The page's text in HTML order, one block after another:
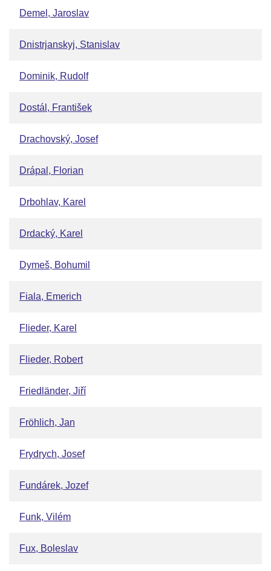
Demel, Jaroslav
Dnistrjanskyj, Stanislav
Dominik, Rudolf
Dostál, František
Drachovský, Josef
Drápal, Florian
Drbohlav, Karel
Drdacký, Karel
Dymeš, Bohumil
Fiala, Emerich
Flieder, Karel
Flieder, Robert
Friedländer, Jiří
Fröhlich, Jan
Frydrych, Josef
Fundárek, Jozef
Funk, Vilém
Fux, Boleslav